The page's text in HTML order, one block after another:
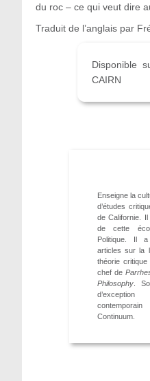
du roc – ce qui veut dire
Traduit de l’anglais par
Disponible
CAIRN
Enseigne la
d’études
de Californie.
de cette
Politique. Il
articles sur la
théorie
chef de
Philosophy.
Continuum.